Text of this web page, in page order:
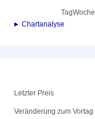
TagWoche
► Chartanalyse
Letzter Preis
Veränderung zum Vortag